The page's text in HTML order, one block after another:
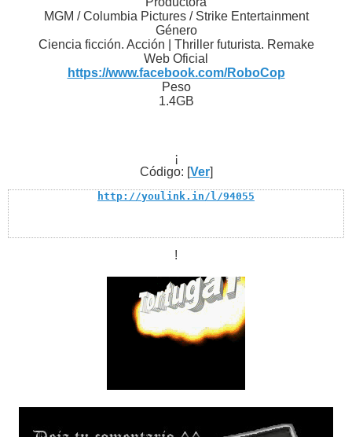
MGM / Columbia Pictures / Strike Entertainment
Género
Ciencia ficción. Acción | Thriller futurista. Remake
Web Oficial
https://www.facebook.com/RoboCop
Peso
1.4GB
¡
Código: [Ver]
http://youlink.in/l/94055
!